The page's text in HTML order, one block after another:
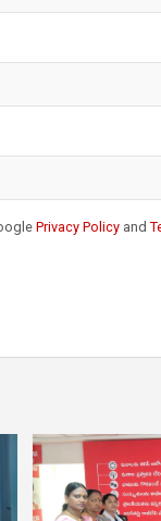
Privacy Policy and